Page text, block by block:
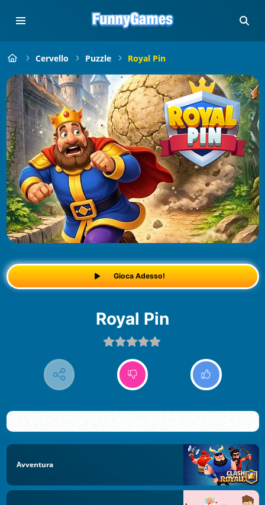
Cervello Puzzle Royal Pin
Gioca Adesso!
Royal Pin
Avventura